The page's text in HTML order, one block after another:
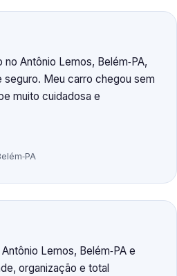
Antônio Lemos, Belém‑PA,
Meu carro chegou sem
muito cuidadosa e
Lemos, Belém‑PA e
organização e total